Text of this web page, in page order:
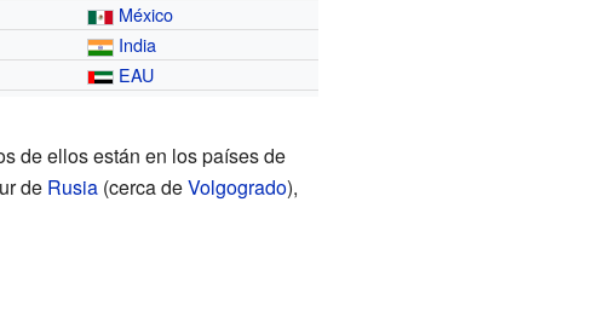
México
India
EAU
de ellos están en los países de
de Rusia(cerca deVolgogrado),